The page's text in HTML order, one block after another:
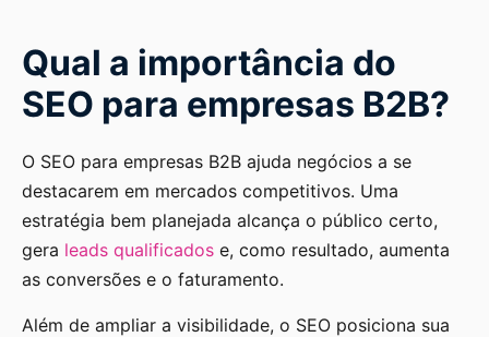
Qual a importância do
SEO para empresas B2B?
O SEO para empresas B2B ajuda negócios a se
destacarem em mercados competitivos. Uma
estratégia bem planejada alcança o público certo,
gera leads qualificados e, como resultado, aumenta
as conversões e o faturamento.
Além de ampliar a visibilidade, o SEO posiciona sua